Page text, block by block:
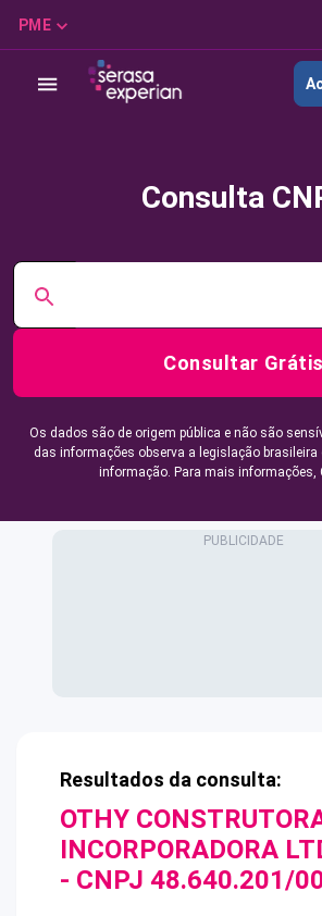
PME
Consulta
Consultar Grátis
Os dados são de origem pública e não são
das informações observa a legislação brasileira
informação. Para mais informações,
Resultados da consulta:
OTHY
INCORPORADORA
- CNPJ 48.640.201/